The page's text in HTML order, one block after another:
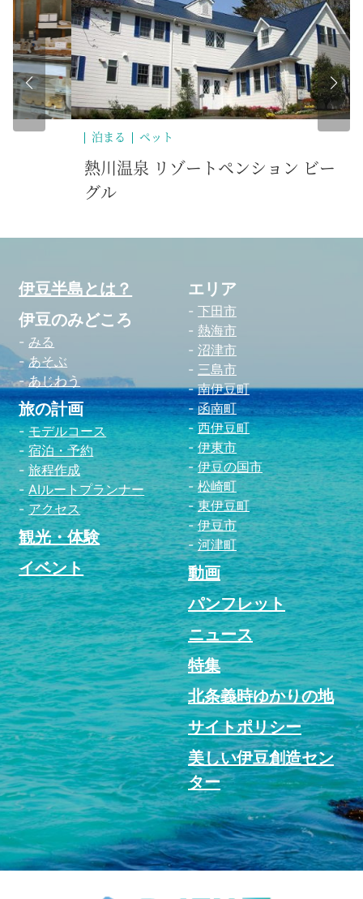
泊まる ペット
熱川温泉 リゾートペンション ビー
グル
伊豆半島とは？
伊豆のみどころ
みる
あそぶ
あじわう
旅の計画
モデルコース
宿泊・予約
旅程作成
AIルートプランナー
アクセス
観光・体験
イベント
エリア
下田市
熱海市
沼津市
三島市
南伊豆町
函南町
西伊豆町
伊東市
伊豆の国市
松崎町
東伊豆町
伊豆市
河津町
動画
パンフレット
ニュース
特集
北条義時ゆかりの地
サイトポリシー
美しい伊豆創造セン
ター